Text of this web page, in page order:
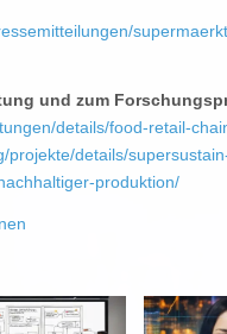
und zum
details/food-retail-
projekte/details/
produktion/